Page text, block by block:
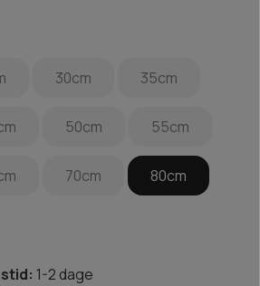
30cm 35cm
50cm 55cm
70cm 80cm
1-2 dage